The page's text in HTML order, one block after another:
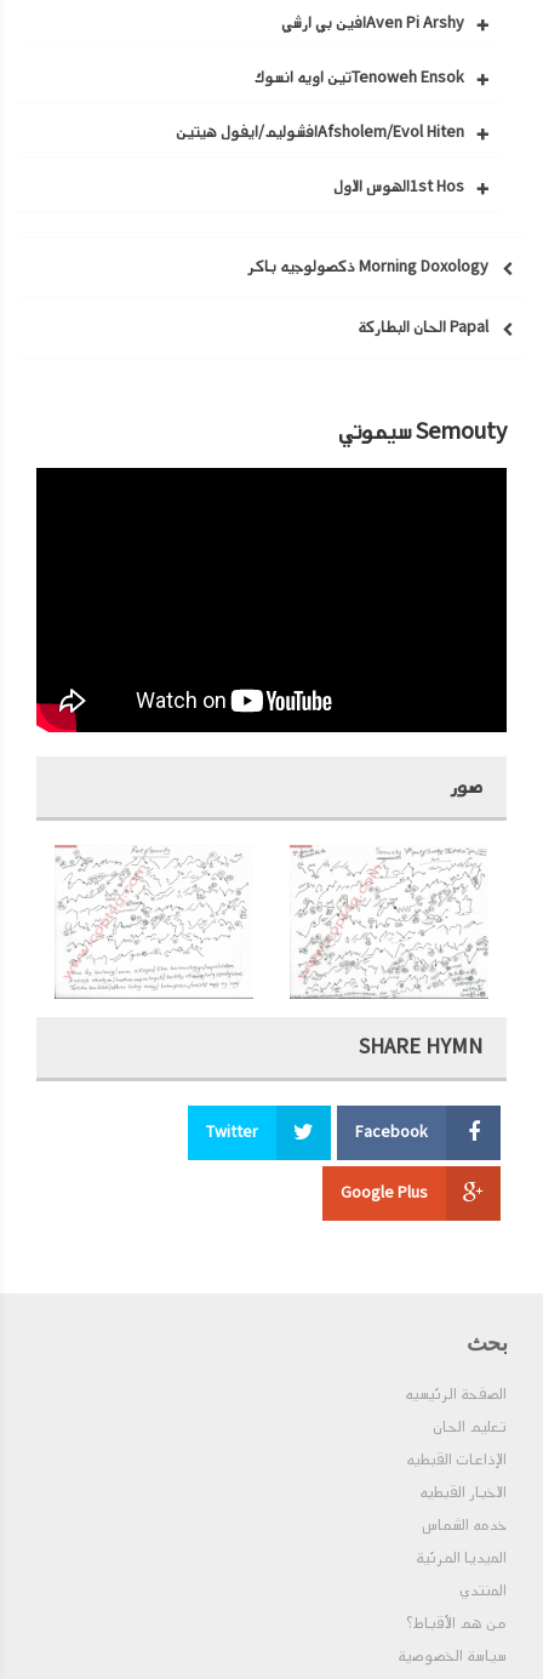
Aven Pi Arshyافين بي ارشي
Tenoweh Ensokتين اويه انسوك
Afsholem/Evol Hitenافشوليم/ايفول هيتين
1st Hosالهوس الاول
Morning Doxology ذكصولوجيه باكر
Papal الحان البطاركة
Semouty سيموتي
صور
SHARE HYMN
Facebook
Twitter
Google Plus
بحث
الصفحة الرئيسيه
تعليم الحان
الإذاعات القبطيه
الاخبار القبطيه
خدمه الشماس
الميديا المرئية
المنتدي
من هم الأقباط؟‎
سياسة الخصوصية